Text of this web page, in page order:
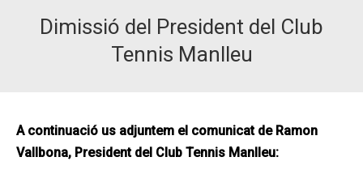
RESERVA
TENNIS
ACTIVITATS
Dimissió del President del Club
Tennis Manlleu
A continuació us adjuntem el comunicat de Ramon
Vallbona, President del Club Tennis Manlleu: